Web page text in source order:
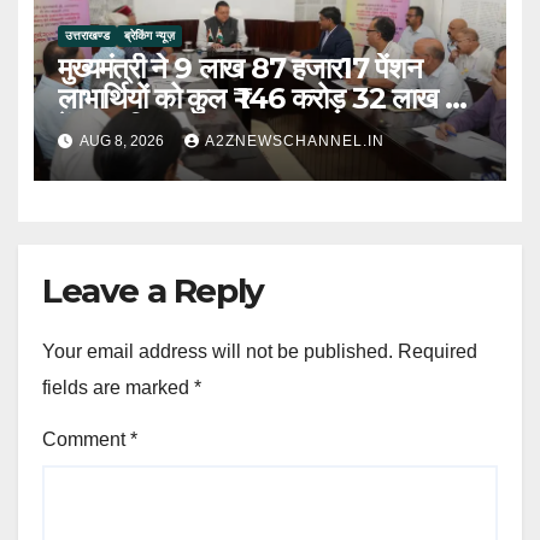
उत्तराखण्ड ब्रेकिंग न्यूज़
मुख्यमंत्री ने 9 लाख 87 हजार17 पेंशन
लाभार्थियों को कुल ₹ 146 करोड़ 32 लाख की
पेंशन राशि का किया भुगतान
AUG 8, 2026 A2ZNEWSCHANNEL.IN
Leave a Reply
Your email address will not be published. Required
fields are marked *
Comment*